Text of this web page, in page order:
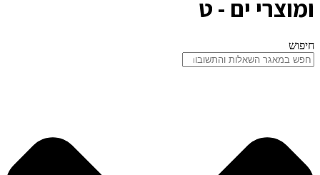
ומוצרי ים - ט
חיפוש